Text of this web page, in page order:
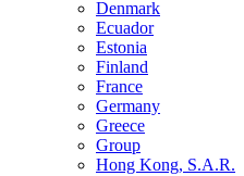
Denmark
Ecuador
Estonia
Finland
France
Germany
Greece
Group
Hong Kong, S.A.R.